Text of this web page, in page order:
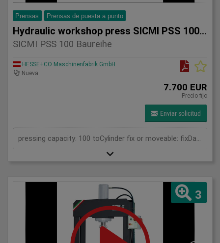
Prensas Prensas de puesta a punto
Hydraulic workshop press SICMI PSS 100 series
SICMI PSS 100 Baureihe
HESSE+CO Maschinenfabrik GmbH
Nueva
7.700 EUR
Precio fijo
Enviar solicitud
pressing capacity: 100 toCylinder fix or moveable: fixDaylight: 900 mmDistance between columns: 1050 mmLength: 1900 mmWidth: 850 mmHeight: 2250 (PSS: 2400) mm
3